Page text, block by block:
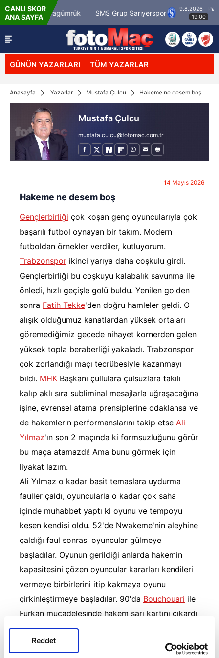
Reddet
CANLI SKOR
ANA SAYFAKaragümrük SMS Grup Sarıyerspor
9.8.2026 - Paz
19:00
GÜNÜN YAZARLARI TÜM YAZARLAR
Anasayfa Yazarlar Mustafa Çulcu Hakeme ne desem boş
Mustafa Çulcu
mustafa.culcu@fotomac.com.tr
14 Mayıs 2026
Hakeme ne desem boş
Gençlerbirliği çok koşan genç oyuncularıyla çok
başarılı futbol oynayan bir takım. Modern
futboldan örnekler verdiler, kutluyorum.
Trabzonspor ikinci yarıya daha coşkulu girdi.
Gençlerbirliği bu coşkuyu kalabalık savunma ile
önledi, hızlı geçişle golü buldu. Yenilen golden
sonra Fatih Tekke'den doğru hamleler geldi. O
alışık olduğumuz kanatlardan yüksek ortaları
göremediğimiz gecede nihayet kornerden gelen
yüksek topla beraberliği yakaladı. Trabzonspor
çok zorlandığı maçı tecrübesiyle kazanmayı
bildi. MHK Başkanı çullulara çulsuzlara takılı
kalıp aklı sıra subliminal mesajlarla uğraşacağına
işine, evrensel atama prensiplerine odaklansa ve
de hakemlerin performanslarını takip etse Ali
Yılmaz'ın son 2 maçında ki formsuzluğunu görür
bu maça atamazdı! Ama bunu görmek için
liyakat lazım.
Ali Yılmaz o kadar basit temaslara uydurma
fauller çaldı, oyuncularla o kadar çok saha
içinde muhabbet yaptı ki oyunu ve tempoyu
kesen kendisi oldu. 52'de Nwakeme'nin aleyhine
çaldığı faul sonrası oyuncular gülmeye
başladılar. Oyunun gerildiği anlarda hakemin
kapasitesini çözen oyuncular kararları kendileri
vermeye birbirlerini itip kakmaya oyunu
çirkinleştirmeye başladılar. 90'da Bouchouari ile
Furkan mücadelesinde hakem sarı kartını çıkardı
herkes önceden sarısı olan Bouchouari'ye
gösterecek diye beklerken çünkü oyuncuyu